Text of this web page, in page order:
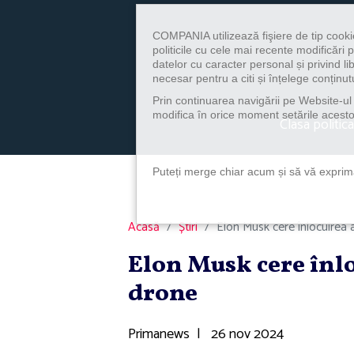
Clasa politica
Acasă Știri Elon Musk cere
Elon Musk cere
drone
Primanews | 26 nov 2024
COMPANIA utilizează fişiere de tip
politicile cu cele mai recente modificări
datelor cu caracter personal și privind
necesar pentru a citi și înțelege
Prin continuarea navigării pe Website-
modifica în orice moment setările
Puteți merge chiar acum și să vă